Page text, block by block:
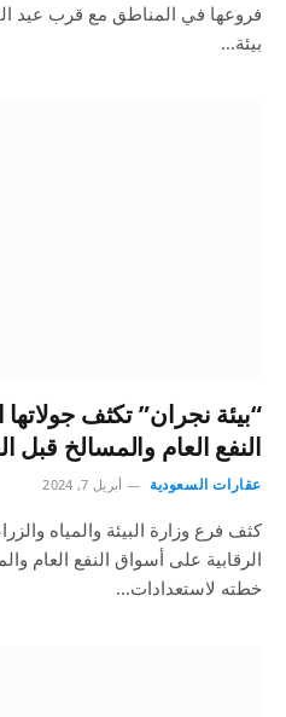
فروعها في المناطق مع قرب عيد
بيئة…
“بيئة نجران” تكثف
النفع العام والمسالخ قبل
عقارات السعودية أبريل 7, 2024
كثف فرع وزارة البيئة والمياه
الرقابية على أسواق النفع العام
خطته لاستعدادات…